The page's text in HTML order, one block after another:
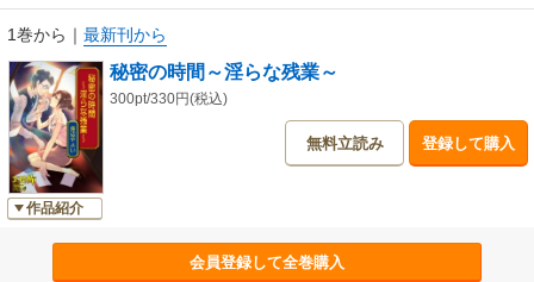
1巻から ｜ 最新刊から
作品紹介
秘密の時間～淫らな残業～
300pt/330円(税込)
無料立読み 登録して購入
会員登録して全巻購入